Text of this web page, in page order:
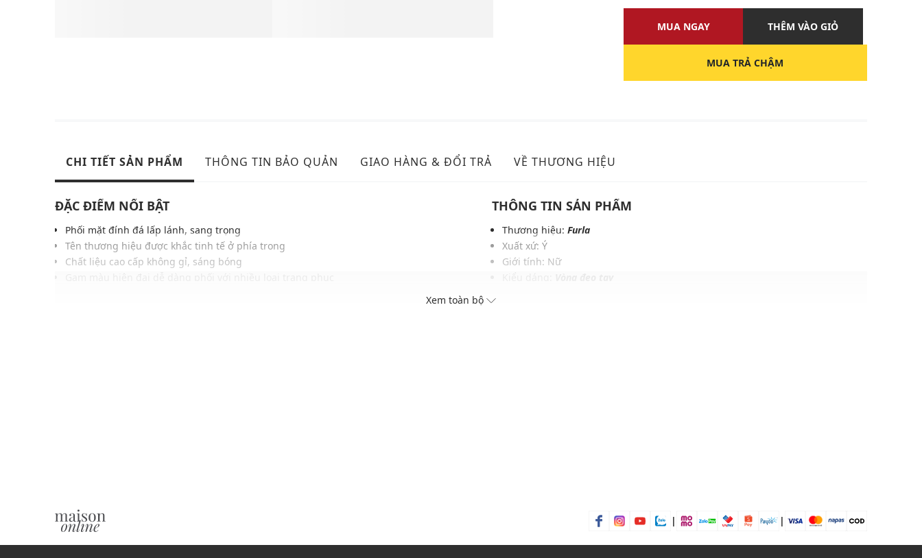
MUA NGAY THÊM VÀO GIỎ
MUA TRẢ CHẬM
CHI TIẾT SẢN PHẨM THÔNG TIN BẢO QUẢN GIAO HÀNG & ĐỔI TRẢ VỀ THƯƠNG HIỆU
ĐẶC ĐIỂM NỔI BẬT
Phối mặt đính đá lấp lánh, sang trọng
Tên thương hiệu được khắc tinh tế ở phía trong
Chất liệu cao cấp không gỉ, sáng bóng
THÔNG TIN SẢN PHẨM
Thương hiệu: Furla
Xuất xứ: Ý
Giới tính: Nữ
Xem toàn bộ
| |